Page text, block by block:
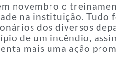
novembro o
na instituição.
dos diversos
de um incêndio,
mais uma ação